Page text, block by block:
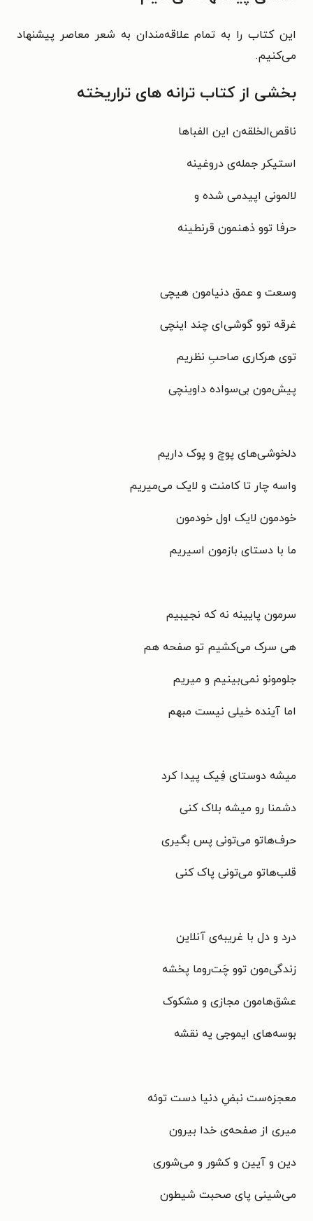
این کتاب را به تمام علاقه‌مندان به شعر معاصر پیشنهاد
می‌کنیم.
بخشی از کتاب ترانه های تراریخته
ناقص‌الخلقه‌‌ن این الفباها
استیکر جمله‌ی دروغینه
لالمونی اپیدمی شده و
حرفا توو ذهنمون قرنطینه
وسعت و عمق دنیامون هیچی
غرقه توو گوشی‌‌ای چند اینچی
توی هرکاری صاحبِ نظریم
پیش‌مون بی‌سواده داوینچی
دلخوشی‌های پوچ و پوک داریم
واسه چار تا کامنت و لایک می‌میریم
خودمون لایک اول خودمون
ما با دستای بازمون اسیریم
سرمون پایینه نه که نجیبیم
هی سرک می‌کشیم تو صفحه هم
جلومونو نمی‌بینیم و میریم
اما آینده خیلی نیست مبهم
میشه دوستای فِیک پیدا کرد
دشمنا رو میشه بلاک کنی
حرف‌هاتو می‌تونی پس بگیری
قلب‌هاتو می‌تونی پاک کنی
درد و دل با غریبه‌ی آنلاین
زندگی‌مون توو چَت‌روما پخشه
عشق‌هامون مجازی و مشکوک
بوسه‌های ایموجی یه نقشه
معجزه‌ست نبضِ دنیا دست توئه
میری از صفحه‌ی خدا بیرون
دین و آیین و کشور و می‌شوری
می‌شینی پای صحبت شیطون